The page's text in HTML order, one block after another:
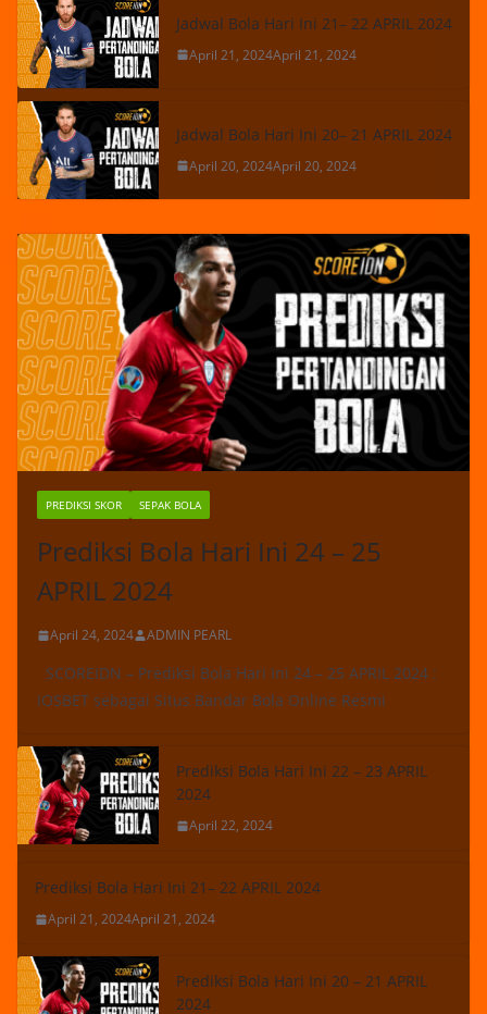
Jadwal Bola Hari Ini 21– 22 APRIL 2024
April 21, 2024April 21, 2024
Jadwal Bola Hari Ini 20– 21 APRIL 2024
April 20, 2024April 20, 2024
PREDIKSI SKOR SEPAK BOLA
Prediksi Bola Hari Ini 24 – 25
APRIL 2024
April 24, 2024 ADMIN PEARL
SCOREIDN – Prediksi Bola Hari Ini 24 – 25 APRIL 2024 :
IOSBET sebagai Situs Bandar Bola Online Resmi
Prediksi Bola Hari Ini 22 – 23 APRIL
2024
April 22, 2024
Prediksi Bola Hari Ini 21– 22 APRIL 2024
April 21, 2024April 21, 2024
Prediksi Bola Hari Ini 20 – 21 APRIL
2024